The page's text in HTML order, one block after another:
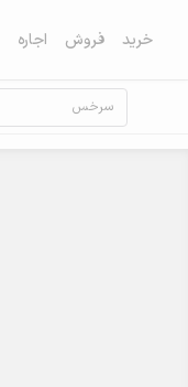
خرید فروش اجاره